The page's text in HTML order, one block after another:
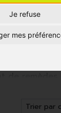
Je refuse
mes
de
mais
de qualité